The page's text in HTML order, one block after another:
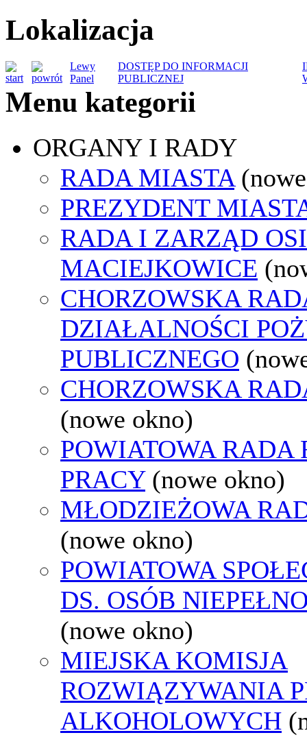
Lokalizacja
Lewy
Panel
DOSTĘP DO INFORMACJI
PUBLICZNEJ
Menu kategorii
ORGANY I RADY
RADA MIASTA
PREZYDENT
RADA I ZARZĄD
MACIEJKOWICE
CHORZOWSKA
DZIAŁALNOŚCI
PUBLICZNEGO
CHORZOWSKA
(nowe okno)
POWIATOWA RADA
PRACY (nowe okno)
MŁODZIEŻOWA
(nowe okno)
POWIATOWA
DS. OSÓB
(nowe okno)
MIEJSKA KOMISJA
ROZWIĄZYWANIA
ALKOHOLOWYCH